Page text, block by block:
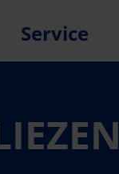
Service